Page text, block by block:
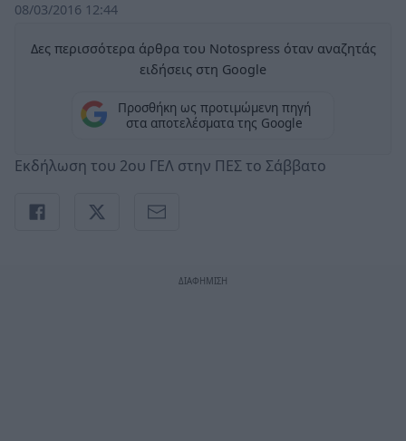
08/03/2016 12:44
Δες περισσότερα άρθρα του Notospress όταν αναζητάς
ειδήσεις στη Google
Προσθήκη ως προτιμώμενη πηγή
στα αποτελέσματα της Google
Εκδήλωση του 2ου ΓΕΛ στην ΠΕΣ το Σάββατο